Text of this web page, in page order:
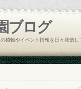
ブログ
植物やイベント情報を日々発信し